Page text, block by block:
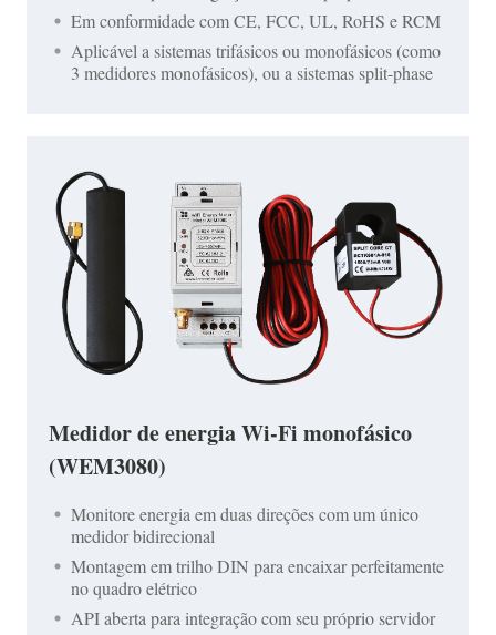
Em conformidade com CE, FCC, UL, RoHS e RCM
Aplicável a sistemas trifásicos ou monofásicos (como
3 medidores monofásicos), ou a sistemas split-phase
Medidor de energia Wi-Fi monofásico
(WEM3080)
Monitore energia em duas direções com um único
medidor bidirecional
Montagem em trilho DIN para encaixar perfeitamente
no quadro elétrico
API aberta para integração com seu próprio servidor